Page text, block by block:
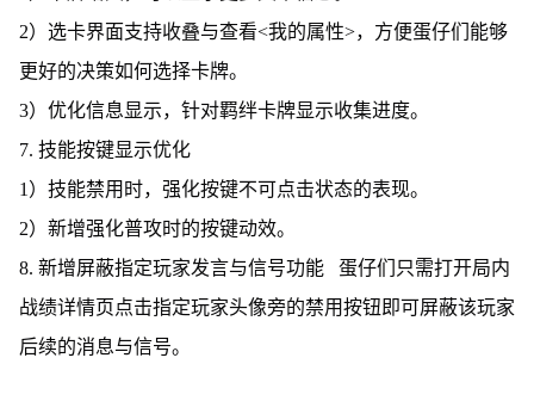
2）选卡界面支持收叠与查看<我的属性>，方便蛋仔们能够
更好的决策如何选择卡牌。
3）优化信息显示，针对羁绊卡牌显示收集进度。
7. 技能按键显示优化
1）技能禁用时，强化按键不可点击状态的表现。
2）新增强化普攻时的按键动效。
8. 新增屏蔽指定玩家发言与信号功能 蛋仔们只需打开局内
战绩详情页点击指定玩家头像旁的禁用按钮即可屏蔽该玩家
后续的消息与信号。